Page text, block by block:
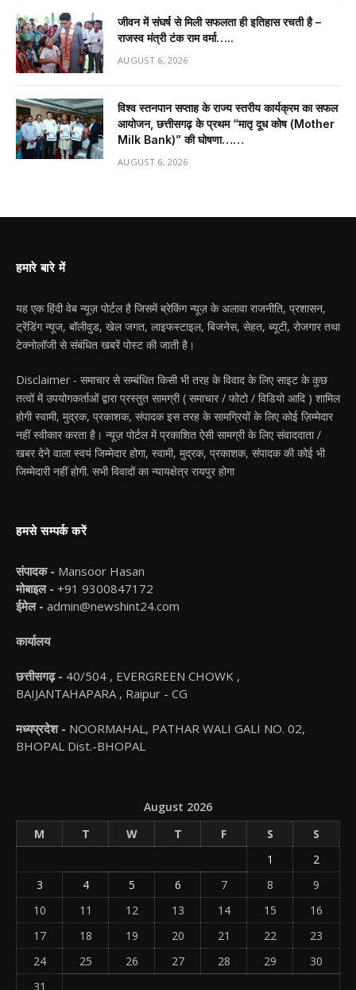
जीवन में संघर्ष से मिली सफलता ही इतिहास रचती है –
राजस्व मंत्री टंक राम वर्मा…..
AUGUST 6, 2026
विश्व स्तनपान सप्ताह के राज्य स्तरीय कार्यक्रम का सफल
आयोजन, छत्तीसगढ़ के प्रथम “मातृ दूध कोष (Mother
Milk Bank)” की घोषणा……
AUGUST 6, 2026
हमारे बारे में
यह एक हिंदी वेब न्यूज़ पोर्टल है जिसमें ब्रेकिंग न्यूज़ के अलावा राजनीति, प्रशासन,
ट्रेंडिंग न्यूज, बॉलीवुड, खेल जगत, लाइफस्टाइल, बिजनेस, सेहत, ब्यूटी, रोजगार तथा
टेक्नोलॉजी से संबंधित खबरें पोस्ट की जाती है।
Disclaimer - समाचार से सम्बंधित किसी भी तरह के विवाद के लिए साइट के कुछ
तत्वों में उपयोगकर्ताओं द्वारा प्रस्तुत सामग्री ( समाचार / फोटो / विडियो आदि ) शामिल
होगी स्वामी, मुद्रक, प्रकाशक, संपादक इस तरह के सामग्रियों के लिए कोई ज़िम्मेदार
नहीं स्वीकार करता है। न्यूज़ पोर्टल में प्रकाशित ऐसी सामग्री के लिए संवाददाता /
खबर देने वाला स्वयं जिम्मेदार होगा, स्वामी, मुद्रक, प्रकाशक, संपादक की कोई भी
जिम्मेदारी नहीं होगी. सभी विवादों का न्यायक्षेत्र रायपुर होगा
हमसे सम्पर्क करें
संपादक - Mansoor Hasan
मोबाइल - +91 9300847172
ईमेल - admin@newshint24.com
कार्यालय
छत्तीसगढ़ - 40/504 , EVERGREEN CHOWK ,
BAIJANTAHAPARA , Raipur - CG
मध्यप्रदेश - NOORMAHAL, PATHAR WALI GALI NO. 02,
BHOPAL Dist.-BHOPAL
August 2026
M
T W T F S
S
1
2
3
4 5 6 7 8
9
10
11 12 13 14 15
16
17
18 19 20 21 22
23
24
25 26 27 28 29
30
31